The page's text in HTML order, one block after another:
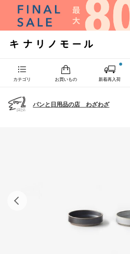
カテゴリ お買いもの 新着再入荷
パンと日用品の店 わざわざ